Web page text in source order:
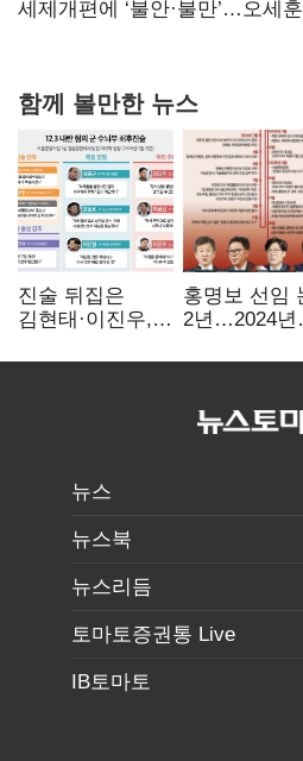
보내
세제개편에 ‘불안·불만’…오세
함께 볼만한 뉴스
진술 뒤집은
김현태·이진우,
헌신"…법정서
홍명보 선임
2년…2024년
압색까지
뉴스
뉴스북
뉴스리듬
토마토증권통 Live
IB토마토